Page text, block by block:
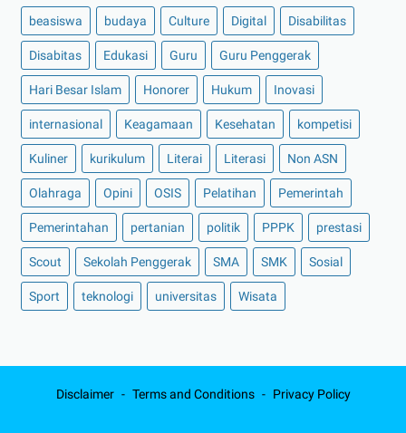
beasiswa budaya Culture Digital Disabilitas
Disabitas Edukasi Guru Guru Penggerak
Hari Besar Islam Honorer Hukum Inovasi
internasional Keagamaan Kesehatan kompetisi
Kuliner kurikulum Literai Literasi Non ASN
Olahraga Opini OSIS Pelatihan Pemerintah
Pemerintahan pertanian politik PPPK prestasi
Scout Sekolah Penggerak SMA SMK Sosial
Sport teknologi universitas Wisata
Disclaimer Terms and Conditions Privacy Policy